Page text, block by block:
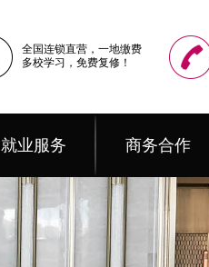
全国连锁直营，一地缴费
多校学习，免费复修！
就业服务 商务合作